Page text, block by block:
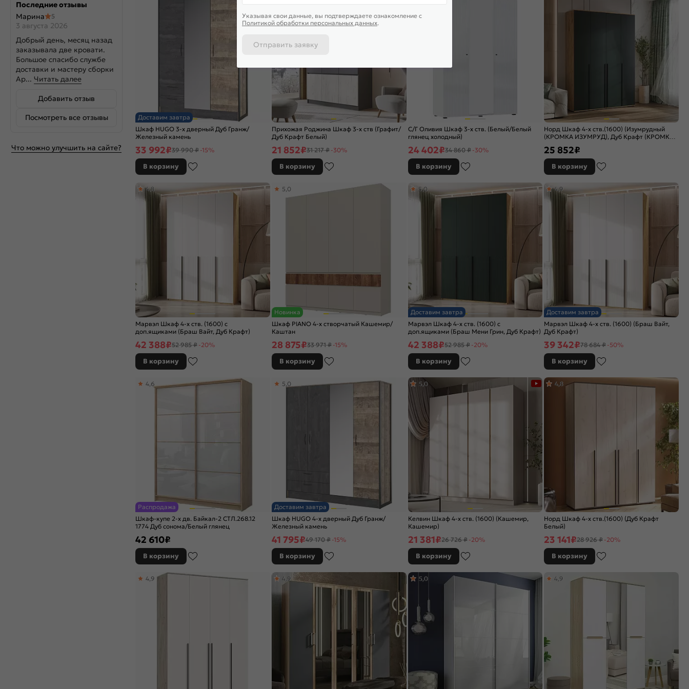
Последние отзывы
Марина
5
3 августа 2026
Добрый день, месяц назад
заказывала две кровати.
Большое спасибо службе
доставки и мастеру сборки
Ар... Читать далее
Добавить отзыв
Посмотреть все отзывы
Что можно улучшить на сайте?
Доставим завтра
Шкаф HUGO 3-х дверный Дуб Гранж/
Железный камень
33 992₽39 990 ₽ -15%
В корзину
Прихожая Роджина Шкаф 3-х ств (Графит/
Дуб Крафт Белый)
21 852₽31 217 ₽ -30%
В корзину
С/Г Оливия Шкаф 3-х ств. (Белый/Белый
глянец холодный)
24 402₽34 860 ₽ -30%
В корзину
Норд Шкаф 4-х ств.(1600) (Изумрудный
(КРОМКА ИЗУМРУД), Дуб Крафт (КРОМКА
25 852₽
В корзину
Марвэл Шкаф 4-х ств. (1600) с
доп.ящиками (Браш Вайт, Дуб Крафт)
4,8
42 388₽52 985 ₽ -20%
В корзину
Новинка
Шкаф PIANO 4-х створчатый Кашемир/
Каштан
5,0
28 875₽33 971 ₽ -15%
В корзину
Доставим завтра
Марвэл Шкаф 4-х ств. (1600) с
доп.ящиками (Браш Мени Грин, Дуб Крафт)
5,0
42 388₽52 985 ₽ -20%
В корзину
Доставим завтра
Марвэл Шкаф 4-х ств. (1600) (Браш Вайт,
Дуб Крафт)
4,9
39 342₽78 684 ₽ -50%
В корзину
Распродажа
Шкаф-купе 2-х дв. Байкал-2 СТЛ.268.12
1774 Дуб сонома/Белый глянец
4,6
42 610₽
В корзину
Доставим завтра
Шкаф HUGO 4-х дверный Дуб Гранж/
Железный камень
5,0
41 795₽49 170 ₽ -15%
В корзину
Келвин Шкаф 4-х ств. (1600) (Кашемир,
Кашемир)
5,0
21 381₽26 726 ₽ -20%
В корзину
Норд Шкаф 4-х ств.(1600) (Дуб Крафт
Белый)
4,8
23 141₽28 926 ₽ -20%
В корзину
4,9 4,9 5,0 4,9
Указывая свои данные, вы подтверждаете ознакомление c
Политикой обработки персональных данных.
Отправить заявку